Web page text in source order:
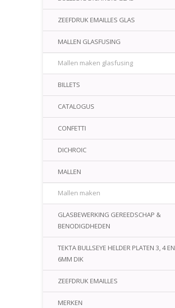
ZEEFDRUK EMAILLES GLAS
MALLEN GLASFUSING
Mallen maken glasfusing
BILLETS
CATALOGUS
CONFETTI
DICHROIC
MALLEN
Mallen maken
GLASBEWERKING GEREEDSCHAP &
BENODIGDHEDEN
TEKTA BULLSEYE HELDER PLATEN 3, 4 EN
6MM DIK
ZEEFDRUK EMAILLES
MERKEN